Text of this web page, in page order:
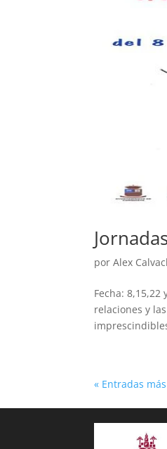
porAlex
Fecha:
relaciones y
« Entradas